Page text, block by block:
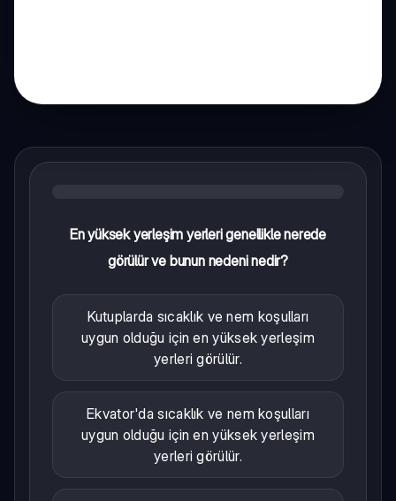
En yüksek yerleşim yerleri genellikle nerede
görülür ve bunun nedeni nedir?
Kutuplarda sıcaklık ve nem koşulları
uygun olduğu için en yüksek yerleşim
yerleri görülür.
Ekvator'da sıcaklık ve nem koşulları
uygun olduğu için en yüksek yerleşim
yerleri görülür.